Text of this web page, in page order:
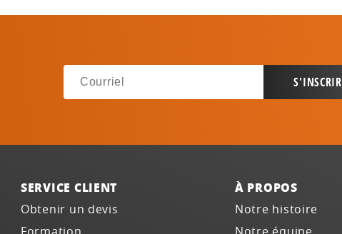
SERVICE CLIENT
Obtenir un devis
À PROPOS
Notre histoire